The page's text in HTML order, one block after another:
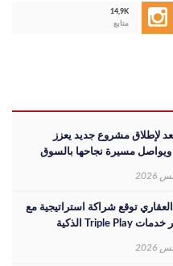
14,9K
متابع
لإطلاق مشروع جديد يعزز
ويواصل مسيرة نجاحها بالسوق
توقع شراكة استراتيجية مع
ڤودافون مصر لتوفير خدمات Triple Play الذكية
العلمين الجديدة